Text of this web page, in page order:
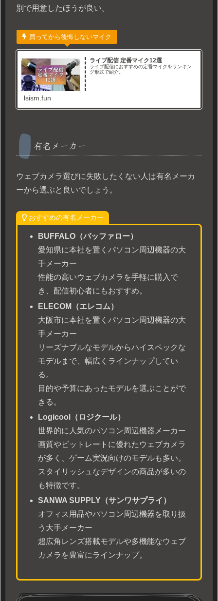
別で用意したほうが良い。
買ってから後悔しないマイク
ライブ配信 定番マイク12選
ライブ配信におすすめの定番マイクをランキン
グ形式で紹介。
lsism.fun
有名メーカー
ウェブカメラ選びに失敗したくない人は有名メーカ
ーから選ぶと良いでしょう。
おすすめの有名メーカー
BUFFALO（バッファロー）
愛知県に本社を置くパソコン周辺機器の大
手メーカー
性能の高いウェブカメラを手軽に購入で
き、配信初心者にもおすすめ。
ELECOM（エレコム）
大阪市に本社を置くパソコン周辺機器の大
手メーカー
リーズナブルなモデルからハイスペックな
モデルまで、幅広くラインナップしてい
る。
目的や予算にあったモデルを選ぶことがで
きる。
Logicool（ロジクール）
世界的に人気のパソコン周辺機器メーカー
画質やビットレートに優れたウェブカメラ
が多く、ゲーム実況向けのモデルも多い。
スタイリッシュなデザインの商品が多いの
も特徴です。
SANWA SUPPLY（サンワサプライ）
オフィス用品やパソコン周辺機器を取り扱
う大手メーカー
超広角レンズ搭載モデルや多機能なウェブ
カメラを豊富にラインナップ。